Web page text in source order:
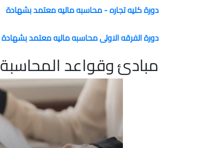
دورة كليه تجاره - محاسبه ماليه معتمد بشهادة
دورة الفرقه الاولى محاسبه ماليه معتمد بشهادة
مبادئ وقواعد المحاسبة